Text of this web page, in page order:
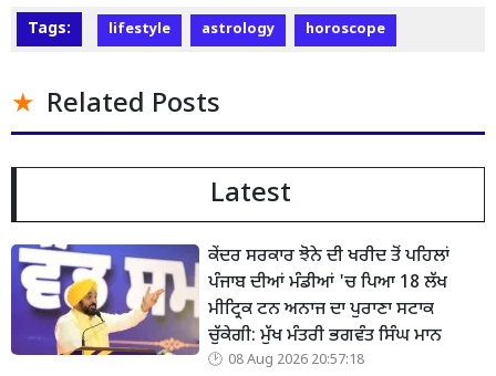
Tags: lifestyle astrology horoscope
Related Posts
Latest
ਕੇਂਦਰ ਸਰਕਾਰ ਝੋਨੇ ਦੀ ਖਰੀਦ ਤੋਂ ਪਹਿਲਾਂ
ਪੰਜਾਬ ਦੀਆਂ ਮੰਡੀਆਂ 'ਚ ਪਿਆ 18 ਲੱਖ
ਮੀਟ੍ਰਿਕ ਟਨ ਅਨਾਜ ਦਾ ਪੁਰਾਣਾ ਸਟਾਕ
ਚੁੱਕੇਗੀ: ਮੁੱਖ ਮੰਤਰੀ ਭਗਵੰਤ ਸਿੰਘ ਮਾਨ
08 Aug 2026 20:57:18